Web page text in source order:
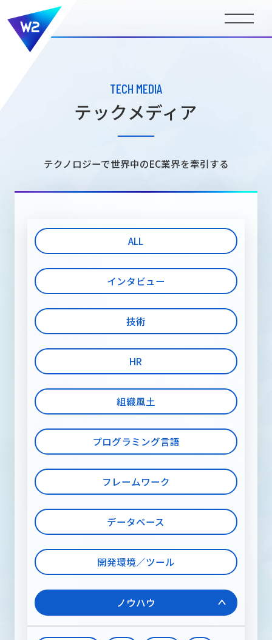
事業内容
COMPANY INFORMATION
メディア
RECRUIT INFORMATION
採用情報
お問い合わせ
TECH MEDIA
テックメディア
テクノロジーで世界中のEC業界を牽引する
ALL
インタビュー
技術
HR
組織風土
プログラミング言語
フレームワーク
データベース
開発環境／ツール
ノウハウ